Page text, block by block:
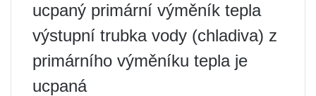
ucpaný primární výměník tepla
výstupní trubka vody (chladiva) z
primárního výměníku tepla je
ucpaná